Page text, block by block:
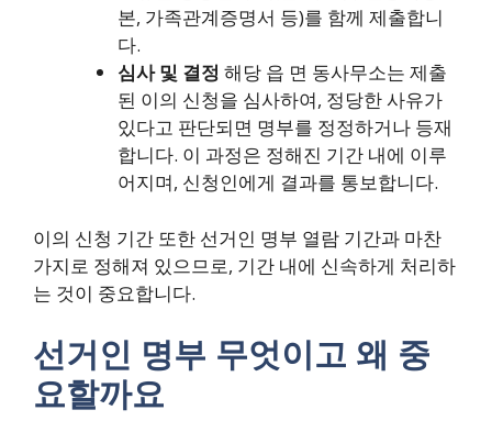
본, 가족관계증명서 등)를 함께 제출합니
다.
심사 및 결정 해당 읍 면 동사무소는 제출
된 이의 신청을 심사하여, 정당한 사유가
있다고 판단되면 명부를 정정하거나 등재
합니다. 이 과정은 정해진 기간 내에 이루
어지며, 신청인에게 결과를 통보합니다.
이의 신청 기간 또한 선거인 명부 열람 기간과 마찬
가지로 정해져 있으므로, 기간 내에 신속하게 처리하
는 것이 중요합니다.
선거인 명부 무엇이고 왜 중
요할까요